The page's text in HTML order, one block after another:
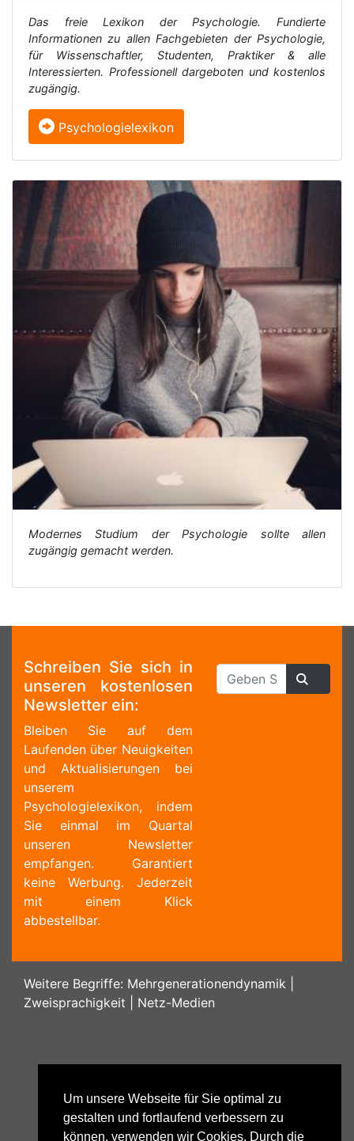
Um unsere Webseite für Sie optimal zu
gestalten und fortlaufend verbessern zu
können, verwenden wir Cookies. Durch die
Das freie Lexikon der Psychologie. Fundierte
Informationen zu allen Fachgebieten der Psychologie,
für Wissenschaftler, Studenten, Praktiker & alle
Interessierten. Professionell dargeboten und kostenlos
zugängig.
Psychologielexikon
Modernes Studium der Psychologie sollte allen
zugängig gemacht werden.
Schreiben Sie sich in
unseren kostenlosen
Newsletter ein:
Bleiben Sie auf dem
Laufenden über Neuigkeiten
und Aktualisierungen bei
unserem
Psychologielexikon, indem
Sie einmal im Quartal
unseren Newsletter
empfangen. Garantiert
keine Werbung. Jederzeit
mit einem Klick
abbestellbar.
Weitere Begriffe: Mehrgenerationendynamik
Zweisprachigkeit
Netz-Medien